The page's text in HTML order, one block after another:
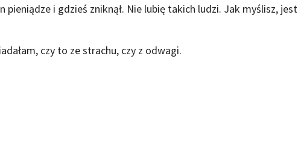
pieniądze i gdzieś zniknął. Nie lubię takich ludzi. Jak myślisz, jest
czy to ze strachu, czy z odwagi.